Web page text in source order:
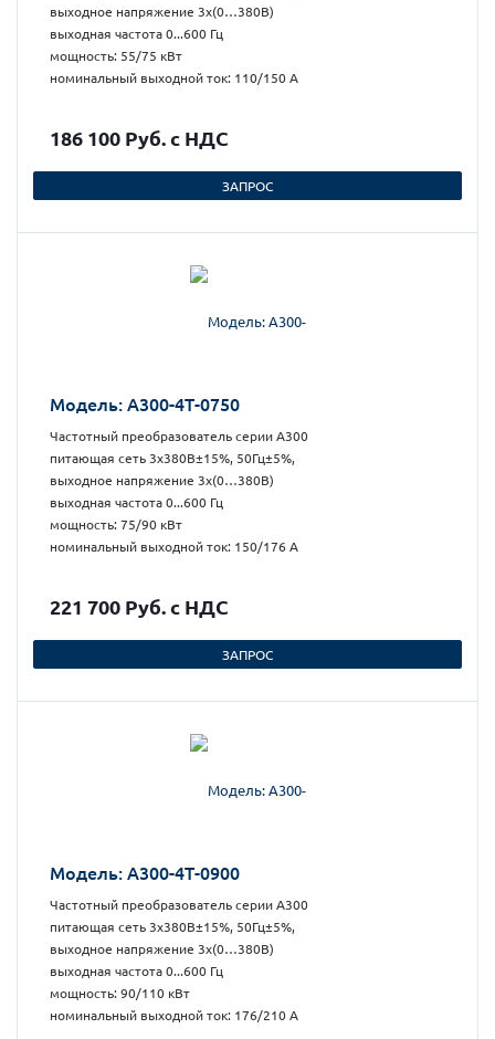
выходное напряжение 3х(0…380В)
выходная частота 0...600 Гц
мощность: 55/75 кВт
номинальный выходной ток: 110/150 А
186 100 Руб. с НДС
ЗАПРОС
Модель: А300-4Т-0750
Частотный преобразователь серии А300
питающая сеть 3х380В±15%, 50Гц±5%,
выходное напряжение 3х(0…380В)
выходная частота 0...600 Гц
мощность: 75/90 кВт
номинальный выходной ток: 150/176 А
221 700 Руб. с НДС
ЗАПРОС
Модель: А300-4Т-0900
Частотный преобразователь серии А300
питающая сеть 3х380В±15%, 50Гц±5%,
выходное напряжение 3х(0…380В)
выходная частота 0...600 Гц
мощность: 90/110 кВт
номинальный выходной ток: 176/210 А